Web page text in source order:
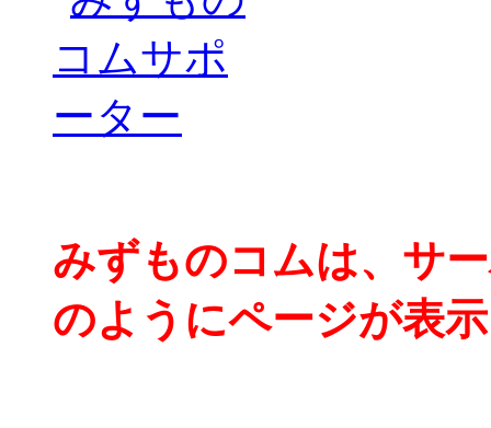
みずものコムは、サ
のようにページが表